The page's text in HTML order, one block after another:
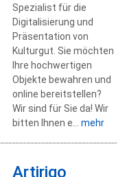
Spezialist für die
Digitalisierung und
Präsentation von
Kulturgut. Sie möchten
Ihre hochwertigen
Objekte bewahren und
online bereitstellen?
Wir sind für Sie da! Wir
bitten Ihnen e... mehr
Artirigo